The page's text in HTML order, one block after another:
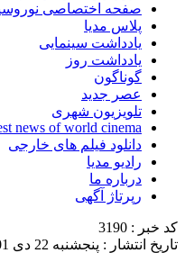
صفحه اختصاصی
پلاس مدیا
یادداشت سینمایی
یادداشت روز
گوناگون
عصر جدید
تلویزیون شهری
news of world cinema
دانلود فیلم های خارجی
رادیو مدیا
درباره ما
رپرتاژ آگهی
کد خبر : 3190
تاریخ انتشار : پنجشنبه 22 دی 1401 - 10:41